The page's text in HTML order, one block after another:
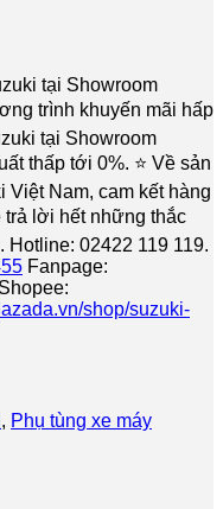
tại Showroom
trình khuyến mãi hấp
tại Showroom
thấp tới 0%. ⭐️ Về sản
Việt Nam, cam kết hàng
trả lời hết những thắc
Hotline: 02422 119 119.
Fanpage:
Shopee:
lazada.vn/shop/suzuki-
, Phụ tùng xe máy